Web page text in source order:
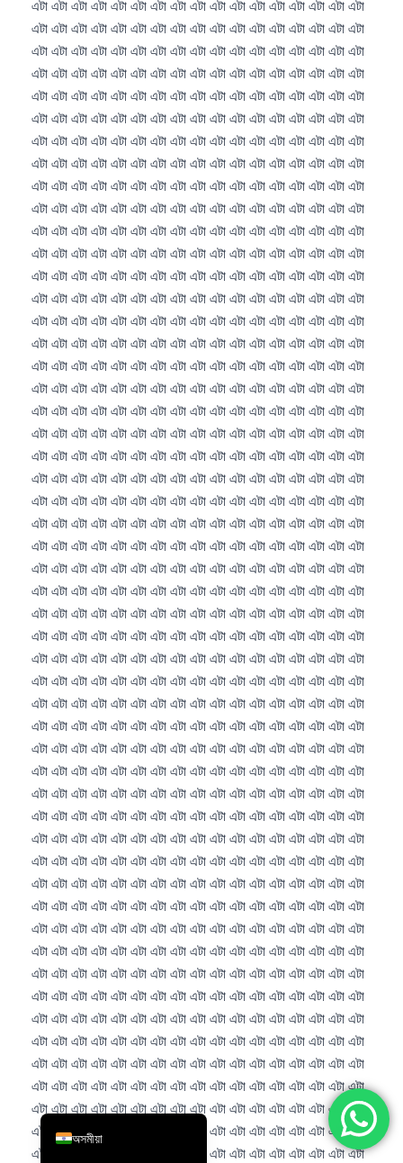
অসমীয়া
English
Deutsch
العربية
Français
עִבְרִית
Italiano
Español
Português
Ελληνικά
Türkçe
Română
فارسی
Български
Nederlands
हिन्दी
Հայերեն
Íslenska
Српски језик
Svenska
Bosanski
Azərbaycan dili
Eesti
日本語
Čeština
ქართული
Русский
Lietuvių kalba
Polski
한국어
Slovenščina
Magyar
Shqip
বাংলা
मराठी